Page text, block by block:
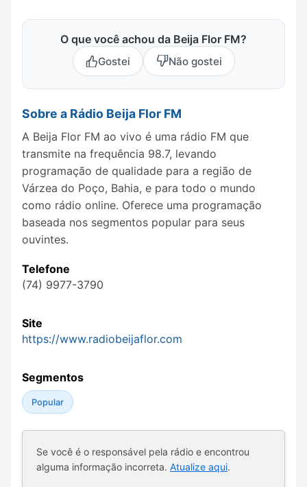
O que você achou da Beija Flor FM?
Gostei Não gostei
Sobre a Rádio Beija Flor FM
A Beija Flor FM ao vivo é uma rádio FM que
transmite na frequência 98.7, levando
programação de qualidade para a região de
Várzea do Poço, Bahia, e para todo o mundo
como rádio online. Oferece uma programação
baseada nos segmentos popular para seus
ouvintes.
Telefone
(74) 9977-3790
Site
https://www.radiobeijaflor.com
Segmentos
Popular
Se você é o responsável pela rádio e encontrou
alguma informação incorreta. Atualize aqui.